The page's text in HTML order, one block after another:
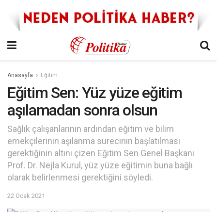
Anasayfa Eğitim
Eğitim Sen: Yüz yüze eğitim
aşılamadan sonra olsun
Sağlık çalışanlarının ardından eğitim ve bilim
emekçilerinin aşılanma sürecinin başlatılması
gerektiğinin altını çizen Eğitim Sen Genel Başkanı
Prof. Dr. Nejla Kurul, yüz yüze eğitimin buna bağlı
olarak belirlenmesi gerektiğini söyledi.
22 Ocak 2021